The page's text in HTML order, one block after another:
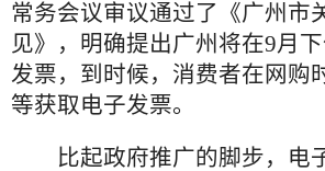
常务会议审议通过了《广州市
见》，明确提出广州将在9月
发票，到时候，消费者在网购
等获取电子发票。
比起政府推广的脚步，电